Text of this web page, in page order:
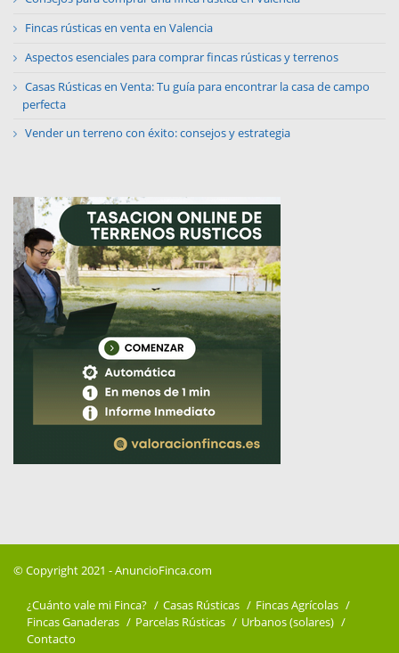
Fincas rústicas en venta en Valencia
Aspectos esenciales para comprar fincas rústicas y terrenos
Casas Rústicas en Venta: Tu guía para encontrar la casa de campo
perfecta
Vender un terreno con éxito: consejos y estrategia
© Copyright 2021 -AnuncioFinca.com
¿Cuánto vale mi Finca? Casas Rústicas
Fincas Agrícolas
Fincas Ganaderas
Parcelas Rústicas
Urbanos (solares)
Contacto